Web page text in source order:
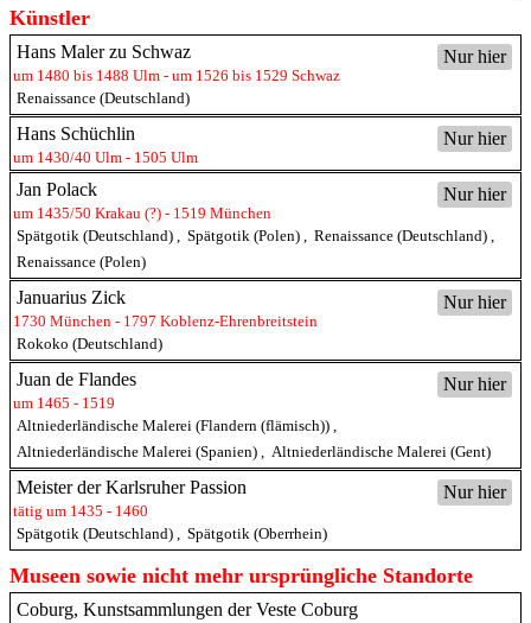
Künstler
Nur hier
Hans Maler zu Schwaz
um 1480 bis 1488 Ulm - um 1526 bis 1529 Schwaz
Renaissance (Deutschland)
Nur hier
Hans Schüchlin
um 1430/40 Ulm - 1505 Ulm
Nur hier
Jan Polack
um 1435/50 Krakau (?) - 1519 München
Spätgotik (Deutschland) , Spätgotik (Polen) , Renaissance (Deutschland) ,
Renaissance (Polen)
Nur hier
Januarius Zick
1730 München - 1797 Koblenz-Ehrenbreitstein
Rokoko (Deutschland)
Nur hier
Juan de Flandes
um 1465 - 1519
Altniederländische Malerei (Flandern (flämisch)) ,
Altniederländische Malerei (Spanien) , Altniederländische Malerei (Gent)
Nur hier
Meister der Karlsruher Passion
tätig um 1435 - 1460
Spätgotik (Deutschland) , Spätgotik (Oberrhein)
Museen sowie nicht mehr ursprüngliche Standorte
Coburg, Kunstsammlungen der Veste Coburg